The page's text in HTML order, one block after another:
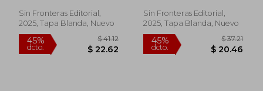
Sin Fronteras Editorial,
2025, Tapa Blanda, Nuevo
Sin Fronteras Editorial,
2025, Tapa Blanda, Nuevo